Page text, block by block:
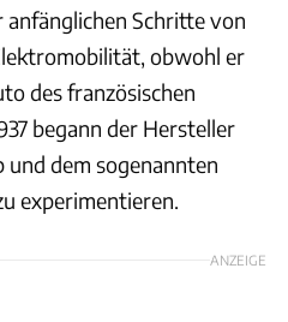
anfänglichen Schritte von
obwohl er
des französischen
begann der Hersteller
dem sogenannten
experimentieren.
ANZEIGE